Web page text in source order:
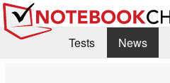
Tests News